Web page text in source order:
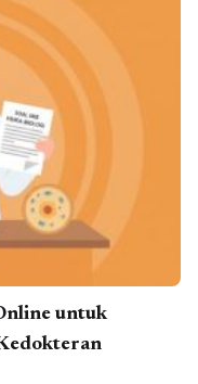
untuk